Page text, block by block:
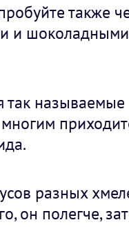
также
и
так
разных
он полегче,